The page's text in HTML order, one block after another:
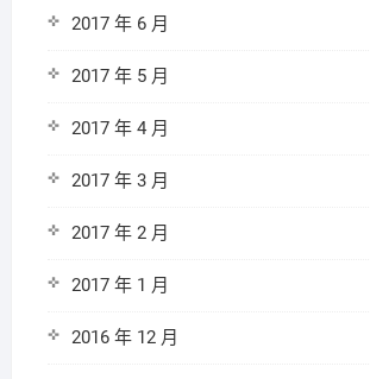
2017 年 6 月
2017 年 5 月
2017 年 4 月
2017 年 3 月
2017 年 2 月
2017 年 1 月
2016 年 12 月